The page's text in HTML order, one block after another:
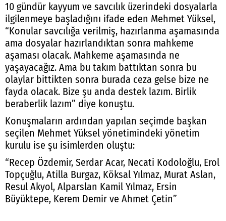
10 gündür kayyum ve savcılık üzerindeki dosyalarla
ilgilenmeye başladığını ifade eden Mehmet Yüksel,
“Konular savcılığa verilmiş, hazırlanma aşamasında
ama dosyalar hazırlandıktan sonra mahkeme
aşaması olacak. Mahkeme aşamasında ne
yaşayacağız. Ama bu takım battıktan sonra bu
olaylar bittikten sonra burada ceza gelse bize ne
fayda olacak. Bize şu anda destek lazım. Birlik
beraberlik lazım” diye konuştu.
Konuşmaların ardından yapılan seçimde başkan
seçilen Mehmet Yüksel yönetimindeki yönetim
kurulu ise şu isimlerden oluştu:
“Recep Özdemir, Serdar Acar, Necati Kodoloğlu, Erol
Topçuğlu, Atilla Burgaz, Köksal Yılmaz, Murat Aslan,
Resul Akyol, Alparslan Kamil Yılmaz, Ersin
Büyüktepe, Kerem Demir ve Ahmet Çetin”